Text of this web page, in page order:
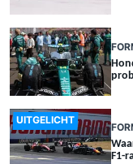
UITGELICHT
F1-